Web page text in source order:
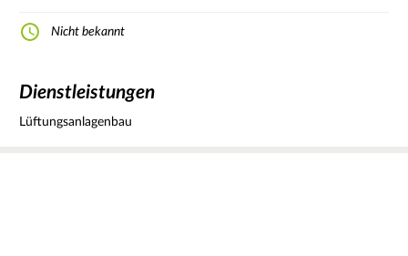
Nicht bekannt
Dienstleistungen
Lüftungsanlagenbau